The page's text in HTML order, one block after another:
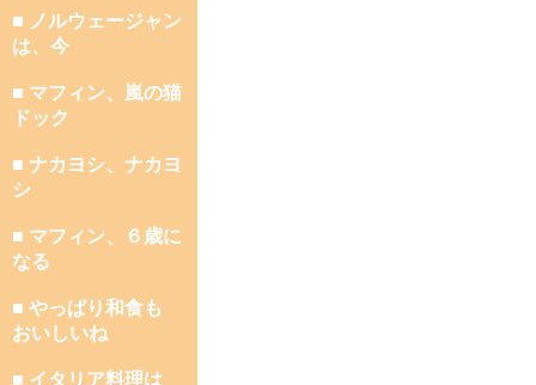
■ ノルウェージャン
は、今
■ マフィン、嵐の猫
ドック
■ ナカヨシ、ナカヨ
シ
■ マフィン、６歳に
なる
■ やっぱり和食も
おいしいね
■ イタリア料理は